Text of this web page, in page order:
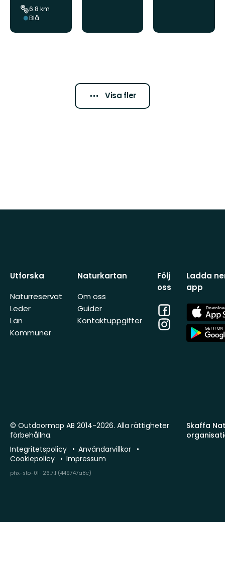
6.8 km
Svårighetsgrad:
Blå
Visa fler
Utforska
Naturreservat
Leder
Län
Kommuner
Naturkartan
Om oss
Guider
Kontaktuppgifter
Följ
oss
Facebook
Instagram
Ladda
app
App
Store
App
Store
Skaffa
© Outdoormap AB 2014-2026. Alla rättigheter
förbehållna.
Integritetspolicy
Användarvillkor
Cookiepolicy
Impressum
phx-sto-01 · 26.7.1 (449747a8c)